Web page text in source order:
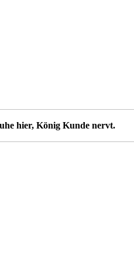
hier, König Kunde nervt.